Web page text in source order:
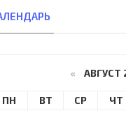
« АВГУСТ
ПН ВТ СР ЧТ